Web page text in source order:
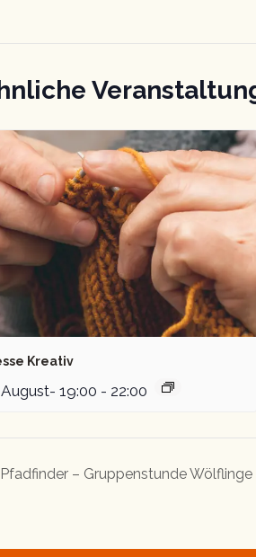
Kreativ
August- 19:00 - 22:00
Pfadfinder – Gruppenstunde Wölflinge